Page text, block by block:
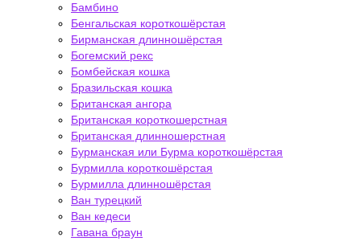
Бамбино
Бенгальская короткошёрстая
Бирманская длинношёрстая
Богемский рекс
Бомбейская кошка
Бразильская кошка
Британская ангора
Британская короткошерстная
Британская длинношерстная
Бурманская или Бурма короткошёрстая
Бурмилла короткошёрстая
Бурмилла длинношёрстая
Ван турецкий
Ван кедеси
Гавана браун